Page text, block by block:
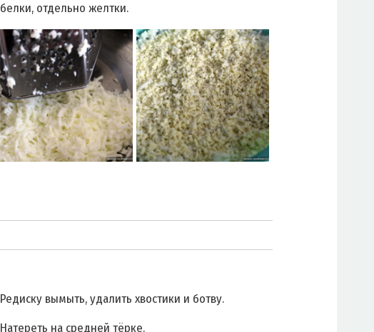
белки, отдельно желтки.
Редиску вымыть, удалить хвостики и ботву.
Натереть на средней тёрке.